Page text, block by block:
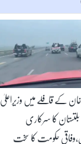
کے قافلے میں وزیراعلیٰ
کا سرکاری
حکومت کا سخت